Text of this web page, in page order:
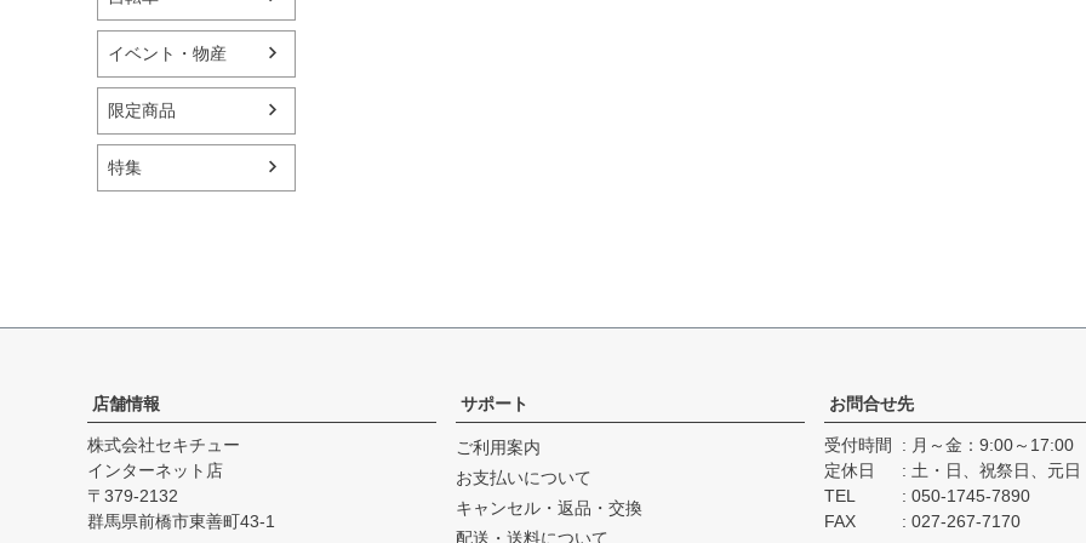
イベント・物産
限定商品
特集
店舗情報
株式会社セキチュー
インターネット店
379-2132
群馬県前橋市東善町43-1
サポート
ご利用案内
お支払いについて
キャンセル・返品・交換
配送・送料について
お問合せ先
受付時間
月～金：9:00～17:00
定休日
土・日、祝祭日、元日
TEL
050-1745-7890
FAX
027-267-7170